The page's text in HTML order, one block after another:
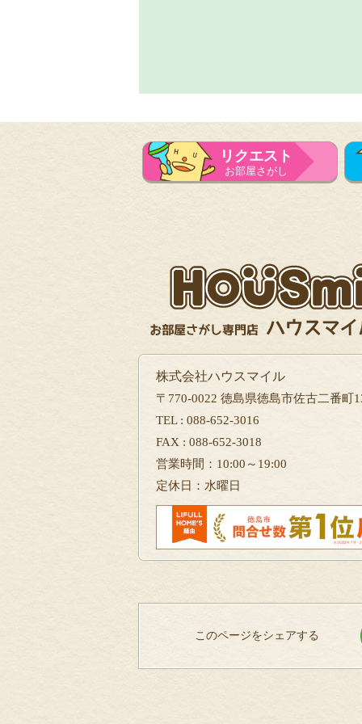
リクエスト
お部屋さがし
株式会社ハウスマイル
〒770-0022 徳島県徳島市佐古二番町
TEL : 088-652-3016
FAX : 088-652-3018
営業時間：10:00～19:00
定休日：水曜日
このページをシェアする